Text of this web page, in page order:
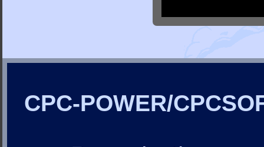
CPC-POWER/